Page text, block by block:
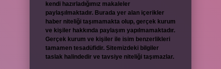
kendi hazırladığımız makaleler
paylaşılmaktadır. Burada yer alan içerikler
haber niteliği taşımamakta olup, gerçek kurum
ve kişiler hakkında paylaşım yapılmamaktadır.
Gerçek kurum ve kişiler ile isim benzerlikleri
tamamen tesadüfidir. Sitemizdeki bilgiler
taslak halindedir ve tavsiye niteliği taşımazlar.